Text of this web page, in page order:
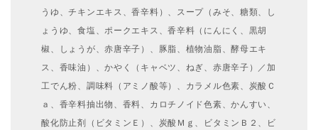
うゆ、チキンエキス、香辛料）、スープ（みそ、糖類、し
ょうゆ、食塩、ポークエキス、香辛料（にんにく、黒胡
椒、しょうが、赤唐辛子）、豚脂、植物油脂、酵母エキ
ス、香味油）、かやく（キャベツ、ねぎ、赤唐辛子）／加
工でん粉、調味料（アミノ酸等）、カラメル色素、炭酸Ｃ
ａ、香辛料抽出物、香料、カロチノイド色素、かんすい、
酸化防止剤（ビタミンＥ）、炭酸Ｍｇ、ビタミンＢ２、ビ